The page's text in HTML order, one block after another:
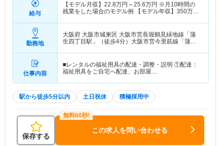
給与
【モデル月収】 22.8万円～25.6万円 ※月10時間の
残業をした場合のモデル例 【モデル年収】 350万円
例
勤務地
大阪府 大阪市城東区 大阪市営長堀鶴見緑地線「蒲
生四丁目駅」（徒歩4分）大阪市営今里筋線「蒲生
仕事内容
■レンタルの福祉用具の配達・調整・説明 ①配達：
福祉用具をご自宅へ配達、お部屋…
駅から徒歩5分以内 土日祝休 積極採用中
保存する
この求人を問い合わせる